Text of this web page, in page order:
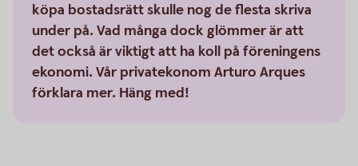
köpa bostadsrätt skulle nog de flesta skriva
under på. Vad många dock glömmer är att
det också är viktigt att ha koll på föreningens
ekonomi. Vår privatekonom Arturo Arques
förklara mer. Häng med!